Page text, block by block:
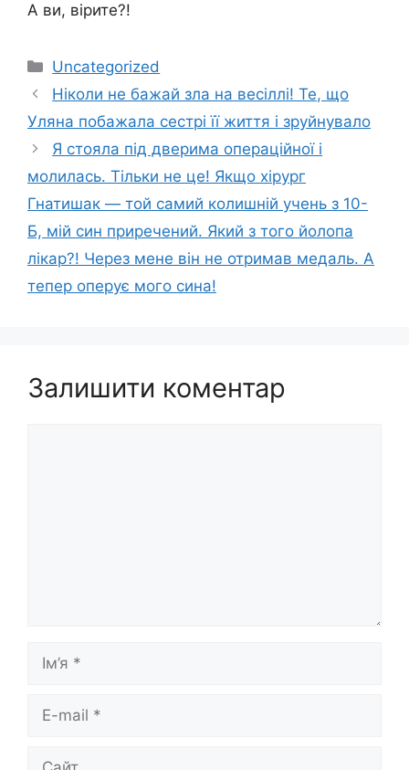
А ви, вірите?!
Категорії
Uncategorized
Ніколи не бажай зла на весіллі! Те, що
Уляна побажала сестрі її життя і зруйнувало
Я стояла пiд дверима операцiйної i
молилась. Тiльки не це! Якщо хiрург
Гнатишак — той самий колишнiй учень з 10-
Б, мiй син приречений. Який з того йoлoпа
лiкар?! Через мене він не отримав медаль. А
тепер опеpує мого сина!
Залишити коментар
Ім’я
Сайт